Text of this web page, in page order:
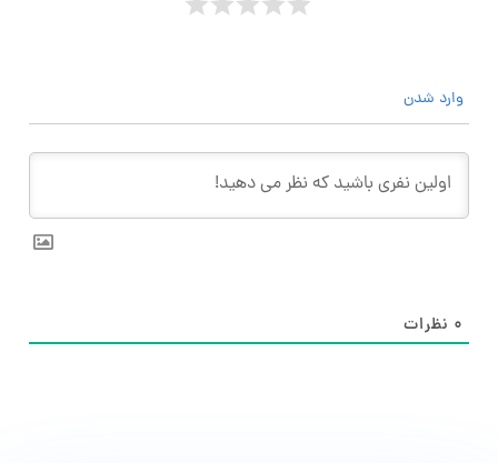
وارد شدن
۰ نظرات